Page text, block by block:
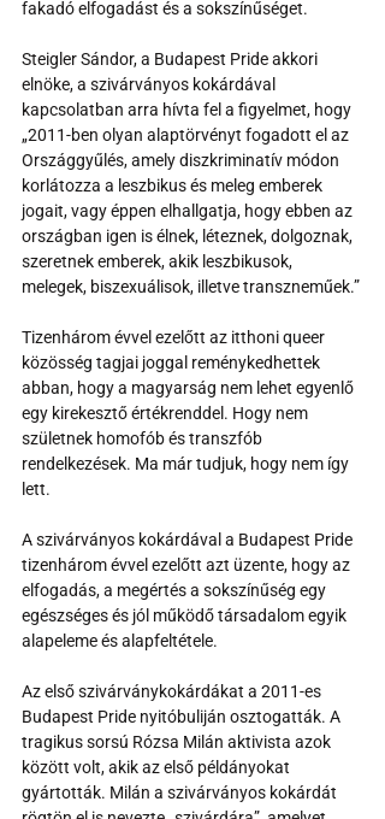
fakadó elfogadást és a sokszínűséget.
Steigler Sándor, a Budapest Pride akkori
elnöke, a szivárványos kokárdával
kapcsolatban arra hívta fel a figyelmet, hogy
„2011-ben olyan alaptörvényt fogadott el az
Országgyűlés, amely diszkriminatív módon
korlátozza a leszbikus és meleg emberek
jogait, vagy éppen elhallgatja, hogy ebben az
országban igen is élnek, léteznek, dolgoznak,
szeretnek emberek, akik leszbikusok,
melegek, biszexuálisok, illetve transzneműek.”
Tizenhárom évvel ezelőtt az itthoni queer
közösség tagjai joggal reménykedhettek
abban, hogy a magyarság nem lehet egyenlő
egy kirekesztő értékrenddel. Hogy nem
születnek homofób és transzfób
rendelkezések. Ma már tudjuk, hogy nem így
lett.
A szivárványos kokárdával a Budapest Pride
tizenhárom évvel ezelőtt azt üzente, hogy az
elfogadás, a megértés a sokszínűség egy
egészséges és jól működő társadalom egyik
alapeleme és alapfeltétele.
Az első szivárványkokárdákat a 2011-es
Budapest Pride nyitóbuliján osztogatták. A
tragikus sorsú Rózsa Milán aktivista azok
között volt, akik az első példányokat
gyártották. Milán a szivárványos kokárdát